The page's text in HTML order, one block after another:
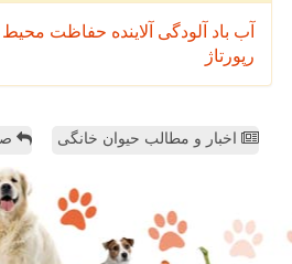
آب باد آلودگی آلاینده حفاظت
رپورتاژ
اخبار و مطالب حیوان خانگی